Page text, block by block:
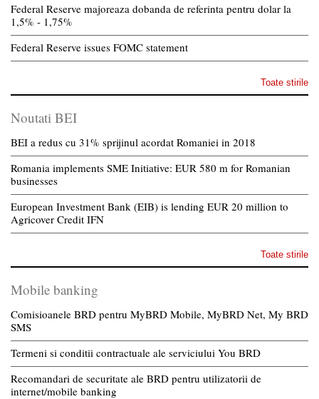
Federal Reserve majoreaza dobanda de referinta pentru dolar la
1,5% - 1,75%
Federal Reserve issues FOMC statement
Toate stirile
Noutati BEI
BEI a redus cu 31% sprijinul acordat Romaniei in 2018
Romania implements SME Initiative: EUR 580 m for Romanian
businesses
European Investment Bank (EIB) is lending EUR 20 million to
Agricover Credit IFN
Toate stirile
Mobile banking
Comisioanele BRD pentru MyBRD Mobile, MyBRD Net, My BRD
SMS
Termeni si conditii contractuale ale serviciului You BRD
Recomandari de securitate ale BRD pentru utilizatorii de
internet/mobile banking